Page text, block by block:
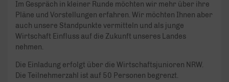
Im Gespräch in kleiner Runde möchten wir mehr über ihre
Pläne und Vorstellungen erfahren. Wir möchten Ihnen aber
auch unsere Standpunkte vermitteln und als junge
Wirtschaft Einfluss auf die Zukunft unseres Landes
nehmen.
Die Einladung erfolgt über die Wirtschaftsjunioren NRW.
Die Teilnehmerzahl ist auf 50 Personen begrenzt.